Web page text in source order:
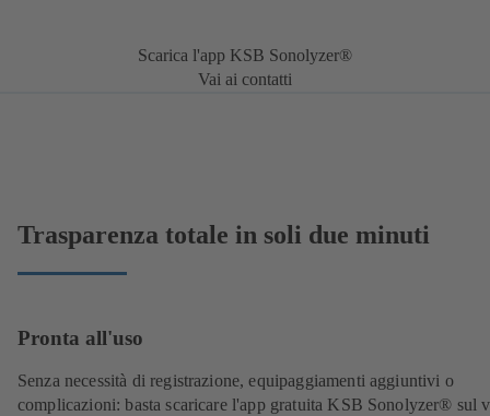
Scarica l'app KSB Sonolyzer®
Vai ai contatti
Trasparenza totale in soli due minuti
Pronta all'uso
Senza necessità di registrazione, equipaggiamenti aggiuntivi o
complicazioni: basta scaricare l'app gratuita KSB Sonolyzer® sul